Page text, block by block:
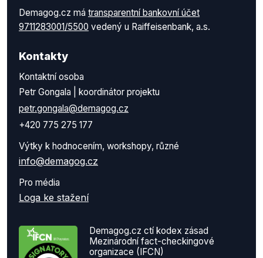
Demagog.cz má transparentní bankovní účet
9711283001/5500 vedený u Raiffeisenbank, a.s.
Kontakty
Kontaktní osoba
Petr Gongala | koordinátor projektu
petr.gongala@demagog.cz
+420 775 275 177
Výtky k hodnocením, workshopy, různé
info@demagog.cz
Pro média
Loga ke stažení
Demagog.cz ctí kodex zásad
Mezinárodní fact-checkingové
organizace (IFCN)